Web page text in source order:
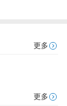
更多
更多